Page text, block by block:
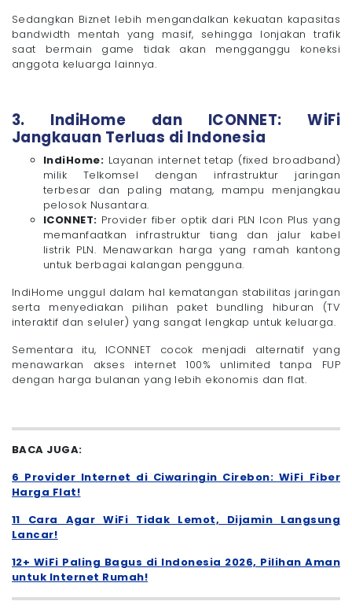
Sedangkan Biznet lebih mengandalkan kekuatan kapasitas
bandwidth mentah yang masif, sehingga lonjakan trafik
saat bermain game tidak akan mengganggu koneksi
anggota keluarga lainnya.
3. IndiHome dan ICONNET: WiFi
Jangkauan Terluas di Indonesia
IndiHome: Layanan internet tetap (fixed broadband)
milik Telkomsel dengan infrastruktur jaringan
terbesar dan paling matang, mampu menjangkau
pelosok Nusantara.
ICONNET: Provider fiber optik dari PLN Icon Plus yang
memanfaatkan infrastruktur tiang dan jalur kabel
listrik PLN. Menawarkan harga yang ramah kantong
untuk berbagai kalangan pengguna.
IndiHome unggul dalam hal kematangan stabilitas jaringan
serta menyediakan pilihan paket bundling hiburan (TV
interaktif dan seluler) yang sangat lengkap untuk keluarga.
Sementara itu, ICONNET cocok menjadi alternatif yang
menawarkan akses internet 100% unlimited tanpa FUP
dengan harga bulanan yang lebih ekonomis dan flat.
BACA JUGA:
6 Provider Internet di Ciwaringin Cirebon: WiFi Fiber
Harga Flat!
11 Cara Agar WiFi Tidak Lemot, Dijamin Langsung
Lancar!
12+ WiFi Paling Bagus di Indonesia 2026, Pilihan Aman
untuk Internet Rumah!